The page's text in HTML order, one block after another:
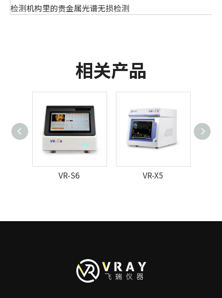
检测机构里的贵金属光谱无损检测
相关产品
VR-S6 VR-X5